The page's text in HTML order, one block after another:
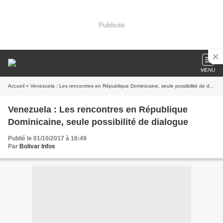
Publicité
MENU
Accueil » Venezuela : Les rencontres en République Dominicaine, seule possibilité de dialogue
Venezuela : Les rencontres en République
Dominicaine, seule possibilité de dialogue
Publié le 01/10/2017 à 16:49
Par Bolivar Infos